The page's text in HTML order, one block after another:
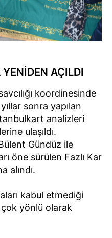
AÇILDI
koordinesinde
sonra yapılan
analizleri
ulaşıldı.
Gündüz ile
öne sürülen Fazlı Kar
alındı.
kabul etmediği
yönlü olarak